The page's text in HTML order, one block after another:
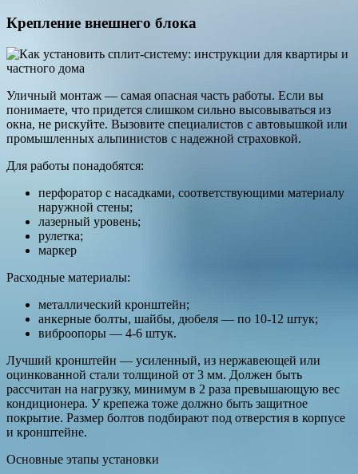
Крепление внешнего блока
Уличный монтаж — самая опасная часть работы. Если вы
понимаете, что придется слишком сильно высовываться из
окна, не рискуйте. Вызовите специалистов с автовышкой или
промышленных альпинистов с надежной страховкой.
Для работы понадобятся:
перфоратор с насадками, соответствующими материалу
наружной стены;
лазерный уровень;
рулетка;
маркер
Расходные материалы:
металлический кронштейн;
анкерные болты, шайбы, дюбеля — по 10-12 штук;
виброопоры — 4-6 штук.
Лучший кронштейн — усиленный, из нержавеющей или
оцинкованной стали толщиной от 3 мм. Должен быть
рассчитан на нагрузку, минимум в 2 раза превышающую вес
кондиционера. У крепежа тоже должно быть защитное
покрытие. Размер болтов подбирают под отверстия в корпусе
и кронштейне.
Основные этапы установки